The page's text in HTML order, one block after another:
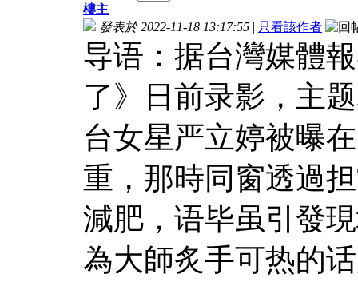
樓主
發表於 2022-11-18 13:17:55 | 只看該作者
导语：据台灣媒體
了》日前录影，主
台女星严立婷被曝
重，那時同窗透過
減肥，语毕虽引發
為大師炙手可热的